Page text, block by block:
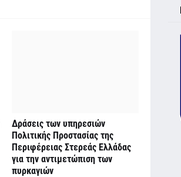
Δράσεις των υπηρεσιών
Πολιτικής Προστασίας της
Περιφέρειας Στερεάς Ελλάδας
για την αντιμετώπιση των
πυρκαγιών